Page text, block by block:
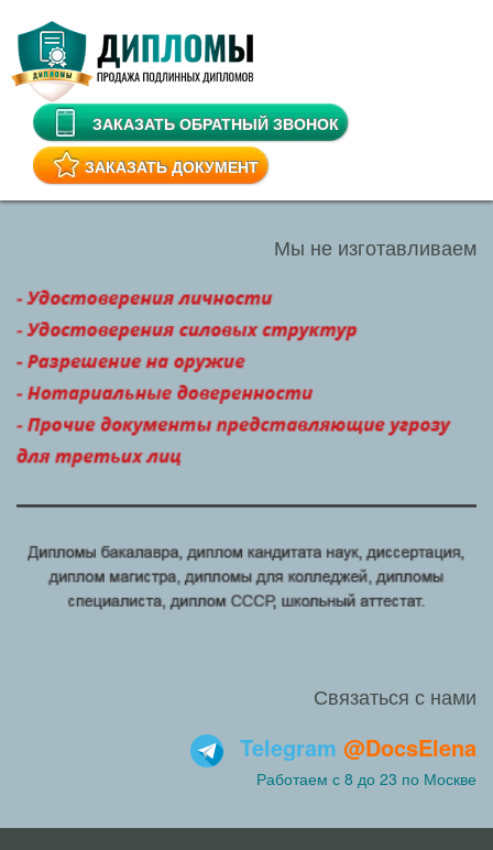
ЗАКАЗАТЬ ОБРАТНЫЙ ЗВОНОК
ЗАКАЗАТЬ ДОКУМЕНТ
Мы не изготавливаем
Связаться с нами
Telegram @DocsElena
Работаем с 8 до 23 по Москве